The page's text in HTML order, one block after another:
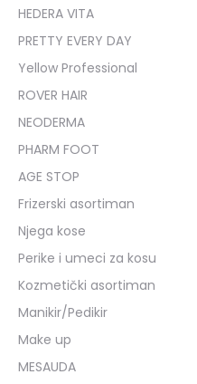
HEDERA VITA
PRETTY EVERY DAY
Yellow Professional
ROVER HAIR
NEODERMA
PHARM FOOT
AGE STOP
Frizerski asortiman
Njega kose
Perike i umeci za kosu
Kozmetički asortiman
Manikir/Pedikir
Make up
MESAUDA